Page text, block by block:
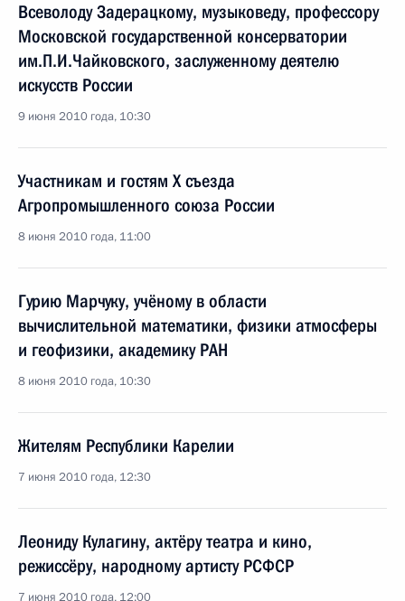
Всеволоду Задерацкому, музыковеду, профессору
Московской государственной консерватории
им.П.И.Чайковского, заслуженному деятелю
искусств России
9 июня 2010 года, 10:30
Участникам и гостям X съезда
Агропромышленного союза России
8 июня 2010 года, 11:00
Гурию Марчуку, учёному в области
вычислительной математики, физики атмосферы
и геофизики, академику РАН
8 июня 2010 года, 10:30
Жителям Республики Карелии
7 июня 2010 года, 12:30
Леониду Кулагину, актёру театра и кино,
режиссёру, народному артисту РСФСР
7 июня 2010 года, 12:00